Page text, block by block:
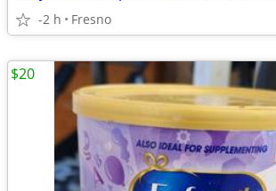
-2 h Fresno
$20